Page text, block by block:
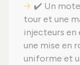
✔️ Un
tour et une
injecteurs
une mise en
uniforme et